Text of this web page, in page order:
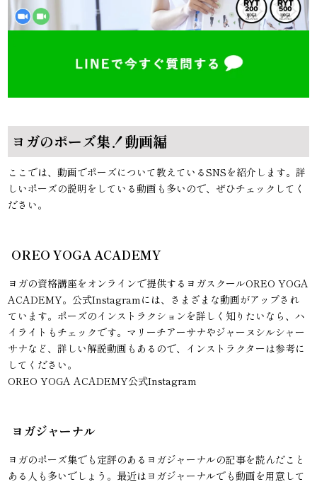
ヨガのポーズ集！動画編
ここでは、動画でポーズについて教えているSNSを紹介します。詳
しいポーズの説明をしている動画も多いので、ぜひチェックしてく
ださい。
OREO YOGA ACADEMY
ヨガの資格講座をオンラインで提供するヨガスクールOREO YOGA
ACADEMY。公式Instagramには、さまざまな動画がアップされ
ています。ポーズのインストラクションを詳しく知りたいなら、ハ
イライトもチェックです。マリーチアーサナやジャーヌシルシャー
サナなど、詳しい解説動画もあるので、インストラクターは参考に
してください。
OREO YOGA ACADEMY公式Instagram
ヨガジャーナル
ヨガのポーズ集でも定評のあるヨガジャーナルの記事を読んだこと
ある人も多いでしょう。最近はヨガジャーナルでも動画を用意して